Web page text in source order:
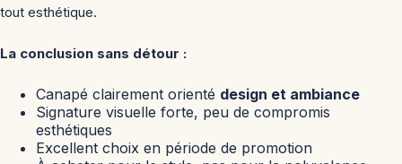
tout esthétique.
La conclusion sans détour :
Canapé clairement orienté design et ambiance
Signature visuelle forte, peu de compromis
esthétiques
Excellent choix en période de promotion